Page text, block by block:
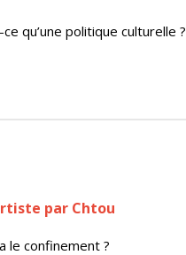
ce qu’une politique culturelle ?
par Chtou
le confinement ?